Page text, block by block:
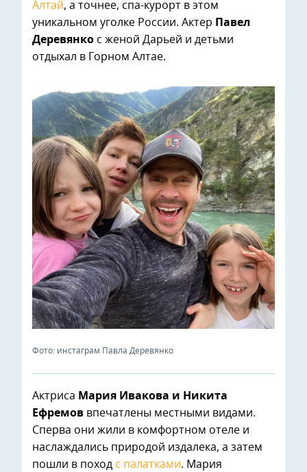
Алтай, а точнее, спа-курорт в этом
уникальном уголке России. Актер Павел
Деревянко с женой Дарьей и детьми
отдыхал в Горном Алтае.
Фото: инстаграм Павла Деревянко
Актриса Мария Ивакова и Никита
Ефремов впечатлены местными видами.
Сперва они жили в комфортном отеле и
наслаждались природой издалека, а затем
пошли в поход с палатками. Мария